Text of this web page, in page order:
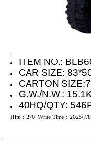
,
ITEM NO.:
CAR SIZE:
CARTON SIZE:
G.W./N.W.:
40HQ/QTY:
Hits：270 Write Time：2025/7/8